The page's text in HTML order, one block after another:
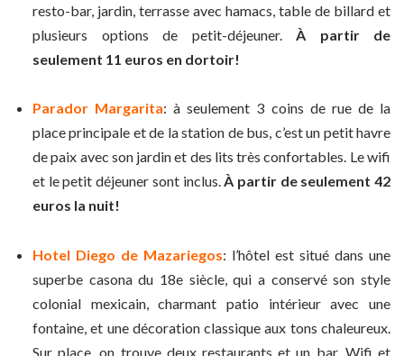
resto-bar, jardin, terrasse avec hamacs, table de billard et
plusieurs options de petit-déjeuner. À partir de
seulement 11 euros en dortoir!
Parador Margarita: à seulement 3 coins de rue de la
place principale et de la station de bus, c’est un petit havre
de paix avec son jardin et des lits très confortables. Le wifi
et le petit déjeuner sont inclus.À partir de seulement 42
euros la nuit!
Hotel Diego de Mazariegos: l’hôtel est situé dans une
superbe casona du 18e siècle, qui a conservé son style
colonial mexicain, charmant patio intérieur avec une
fontaine, et une décoration classique aux tons chaleureux.
Sur place, on trouve deux restaurants et un bar. Wifi et